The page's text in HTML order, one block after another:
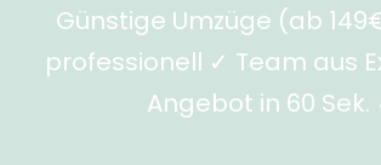
Günstige Umzüge (ab
professionell ✓ Team aus
Angebot in 60 Sek.